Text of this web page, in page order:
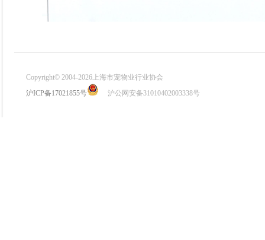
Copyright© 2004-2026上海市宠物业行业协会
沪ICP备17021855号
沪公网安备31010402003338号